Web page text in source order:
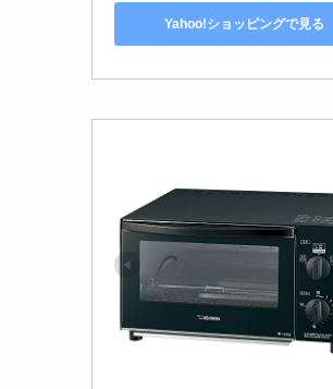
Yahoo!ショッピングで見る